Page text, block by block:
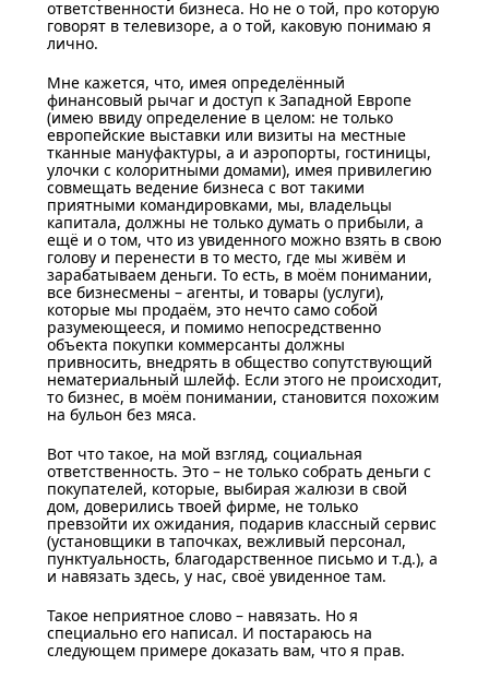
ответственности бизнеса. Но не о той, про которую
говорят в телевизоре, а о той, каковую понимаю я
лично.
Мне кажется, что, имея определённый
финансовый рычаг и доступ к Западной Европе
(имею ввиду определение в целом: не только
европейские выставки или визиты на местные
тканные мануфактуры, а и аэропорты, гостиницы,
улочки с колоритными домами), имея привилегию
совмещать ведение бизнеса с вот такими
приятными командировками, мы, владельцы
капитала, должны не только думать о прибыли, а
ещё и о том, что из увиденного можно взять в свою
голову и перенести в то место, где мы живём и
зарабатываем деньги. То есть, в моём понимании,
все бизнесмены – агенты, и товары (услуги),
которые мы продаём, это нечто само собой
разумеющееся, и помимо непосредственно
объекта покупки коммерсанты должны
привносить, внедрять в общество сопутствующий
нематериальный шлейф. Если этого не происходит,
то бизнес, в моём понимании, становится похожим
на бульон без мяса.
Вот что такое, на мой взгляд, социальная
ответственность. Это – не только собрать деньги с
покупателей, которые, выбирая жалюзи в свой
дом, доверились твоей фирме, не только
превзойти их ожидания, подарив классный сервис
(установщики в тапочках, вежливый персонал,
пунктуальность, благодарственное письмо и т.д.), а
и навязать здесь, у нас, своё увиденное там.
Такое неприятное слово – навязать. Но я
специально его написал. И постараюсь на
следующем примере доказать вам, что я прав.